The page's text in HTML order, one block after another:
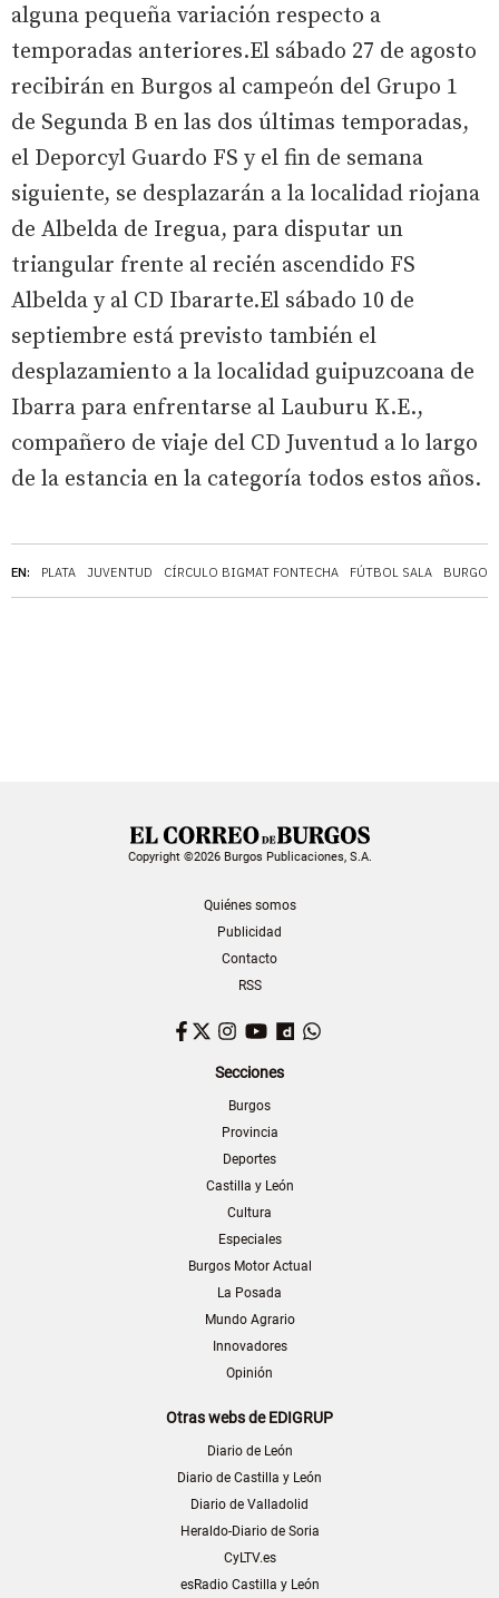
EN: PLATA JUVENTUD CÍRCULO BIGMAT FONTECHA FÚTBOL SALA BURGOS
alguna pequeña variación respecto a
temporadas anteriores.El sábado 27 de agosto
recibirán en Burgos al campeón del Grupo 1
de Segunda B en las dos últimas temporadas,
el Deporcyl Guardo FS y el fin de semana
siguiente, se desplazarán a la localidad riojana
de Albelda de Iregua, para disputar un
triangular frente al recién ascendido FS
Albelda y al CD Ibararte.El sábado 10 de
septiembre está previsto también el
desplazamiento a la localidad guipuzcoana de
Ibarra para enfrentarse al Lauburu K.E.,
compañero de viaje del CD Juventud a lo largo
de la estancia en la categoría todos estos años.
Copyright ©2026 Burgos Publicaciones, S.A.
Quiénes somos
Publicidad
Contacto
RSS
Facebook
TwitterInstagram
YouTubeDailymotion
Secciones
Burgos
Provincia
Deportes
Castilla y León
Cultura
Especiales
Burgos Motor Actual
La Posada
Mundo Agrario
Innovadores
Opinión
Otras webs de EDIGRUP
Diario de León
Diario de Castilla y León
Diario de Valladolid
Heraldo-Diario de Soria
CyLTV.es
esRadio Castilla y León